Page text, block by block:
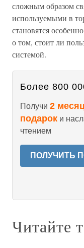
сложным образом
используемыми в
становятся
о том, стоит ли
системой.
Более 800
Получи 2
подарок и
чтением
ПОЛУЧИТЬ
Читайте